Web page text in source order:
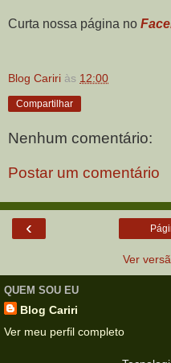
Curta nossa página no
Blog Cariri às 12:00
Compartilhar
Nenhum comentário:
Postar um comentário
‹
Ver
QUEM SOU EU
Blog Cariri
Ver meu perfil completo